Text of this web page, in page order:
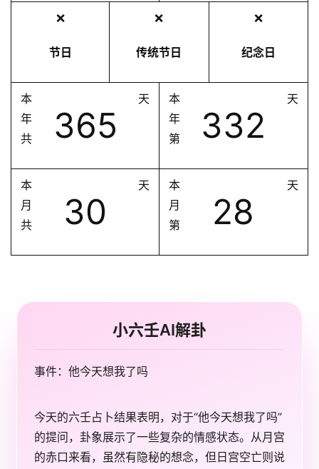
❌
节日
❌
传统节日
❌
纪念日
本
年
共
365
天
本
年
第
332
天
本
月
共
30
天
本
月
第
28
天
小六壬AI解卦
事件：他今天想我了吗
今天的六壬占卜结果表明，对于“他今天想我了吗”
的提问，卦象展示了一些复杂的情感状态。从月宫
的赤口来看，虽然有隐秘的想念，但日宫空亡则说